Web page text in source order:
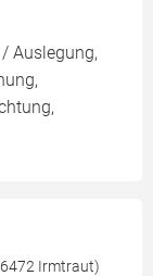
Auslegung,
Irmtraut)